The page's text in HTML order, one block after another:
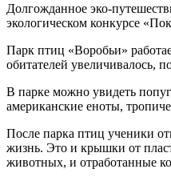
Долгожданное эко-
экологическом конкурсе
Парк птиц «Воробьи»
обитателей увеличивалось,
В парке можно увидеть
американские еноты,
После парка птиц ученики
жизнь. Это и крышки от
животных, и отработанные